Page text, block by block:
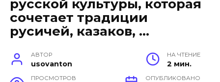
русской культуры, которая
сочетает традиции
русичей, казаков, …
АВТОР
usovanton
НА ЧТЕНИЕ
2 мин.
ПРОСМОТРОВ ОПУБЛИКОВАНО